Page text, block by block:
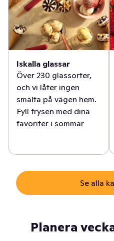
Iskalla glassar
Över 230 glassorter,
och vi låter ingen
smälta på vägen hem.
Fyll frysen med dina
favoriter i sommar
Se alla
Planera